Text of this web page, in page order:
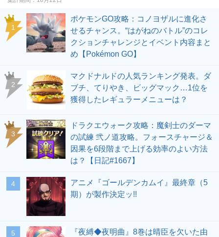
ポケモンGO攻略：コノヨザルに進化さ
せるチャンス。“はがねのバトル”のコレ
クションチャレンジとイベント内容まと
め【Pokémon GO】
マクドナルドの人気ランキング発表。ダ
ブチ、てりやき、ビッグマック…1位を
獲得したレギュラーメニューは？
ドラクエウォーク攻略：魔剣士のダーマ
の試練 弐ノ道攻略。フォースチャージ＆
因果を6段階まで上げる効率のよい方法
は？【日記#1667】
アニメ『ゴールデンカムイ』最終章（5
期）が製作決定ッ!!
『夜縛◆夜明曲』8巻は晴臣を欠いた由